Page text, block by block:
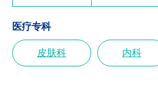
医疗专科
皮肤科 内科